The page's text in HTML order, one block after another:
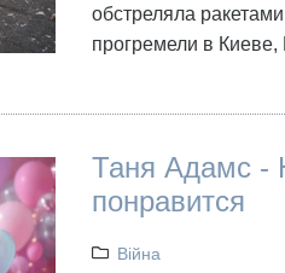
обстреляла
прогремели в Киеве,
Таня Адамс -
понравится
Війна